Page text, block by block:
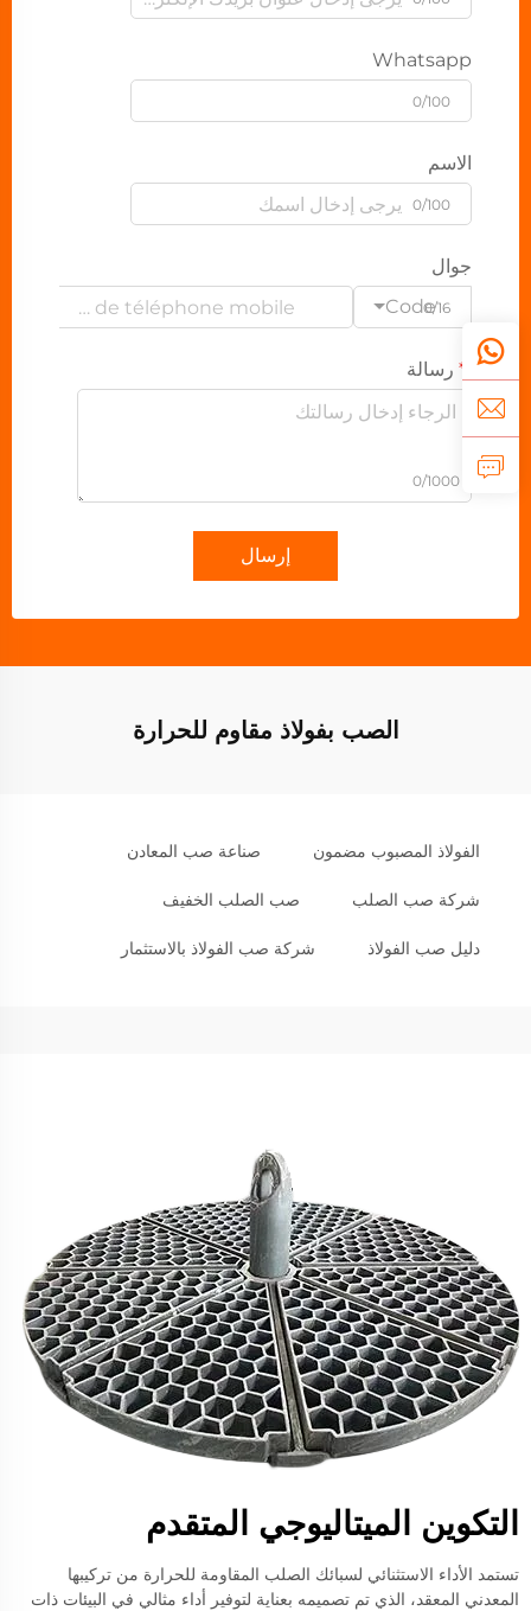
Whatsapp
0/100
الاسم
0/100
جوال
Code0/16
رسالة
0/1000
إرسال
الصب بفولاذ مقاوم للحرارة
الفولاذ المصبوب مضمون صناعة صب المعادن
شركة صب الصلب صب الصلب الخفيف
دليل صب الفولاذ شركة صب الفولاذ بالاستثمار
التكوين الميتاليوجي المتقدم
تستمد الأداء الاستثنائي لسبائك الصلب المقاومة للحرارة من تركيبها
المعدني المعقد، الذي تم تصميمه بعناية لتوفير أداء مثالي في البيئات ذات